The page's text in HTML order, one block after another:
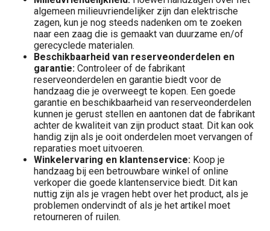
algemeen milieuvriendelijker zijn dan elektrische
zagen, kun je nog steeds nadenken om te zoeken
naar een zaag die is gemaakt van duurzame en/of
gerecyclede materialen.
Beschikbaarheid van reserveonderdelen en
garantie: Controleer of de fabrikant
reserveonderdelen en garantie biedt voor de
handzaag die je overweegt te kopen. Een goede
garantie en beschikbaarheid van reserveonderdelen
kunnen je gerust stellen en aantonen dat de fabrikant
achter de kwaliteit van zijn product staat. Dit kan ook
handig zijn als je ooit onderdelen moet vervangen of
reparaties moet uitvoeren.
Winkelervaring en klantenservice: Koop je
handzaag bij een betrouwbare winkel of online
verkoper die goede klantenservice biedt. Dit kan
nuttig zijn als je vragen hebt over het product, als je
problemen ondervindt of als je het artikel moet
retourneren of ruilen.